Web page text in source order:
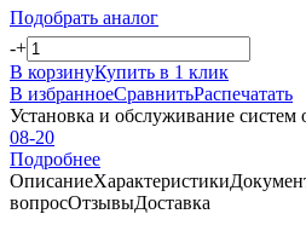
Подобрать аналог
-+
В корзинуКупить в 1 клик
В избранноеСравнитьРаспечатать
Установка и обслуживание систем
08-20
Подробнее
ОписаниеХарактеристики
вопросОтзывыДоставка